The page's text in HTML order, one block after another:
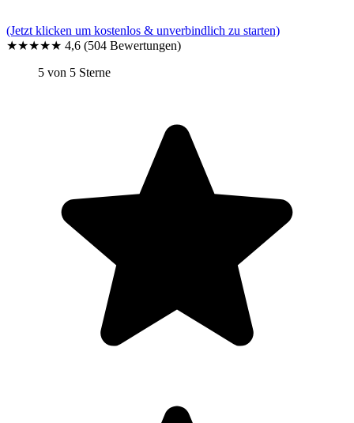
(Jetzt klicken um kostenlos & unverbindlich zu starten)
★★★★★ 4,6 (504 Bewertungen)
5 von 5 Sterne